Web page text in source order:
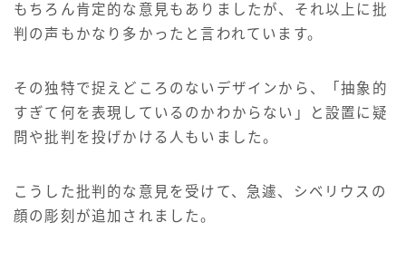
もちろん肯定的な意見もありましたが、それ以上に批
判の声もかなり多かったと言われています。
その独特で捉えどころのないデザインから、「抽象的
すぎて何を表現しているのかわからない」と設置に疑
問や批判を投げかける人もいました。
こうした批判的な意見を受けて、急遽、シベリウスの
顔の彫刻が追加されました。